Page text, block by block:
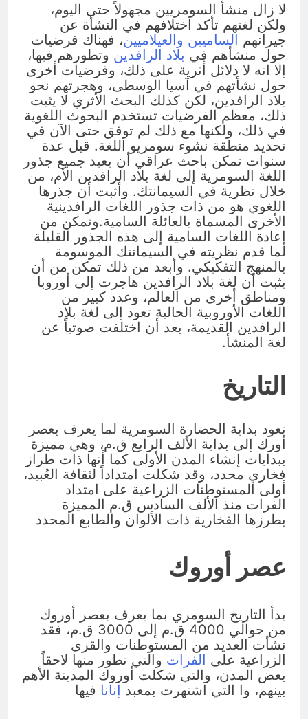
لا زال منشأ السومريين مجهولاً حتى اليوم،
ولكن لغتهم تأكد اختلافهم في النشأة عن
جيرانهم الساميين والعيلاميين، فهناك فرضيات
حول منشأهم في بلاد الرافدين وتطورهم فيها،
إلا انه لا دلائل أثرية على ذلك، وفرضيات أخرى
حول نشأتهم في آسيا الوسطى، وهجرتهم نحو
بلاد الرافدين، لكن كذلك البحث الأثري لا يثبت
ذلك، معظم الفرضيات تستخدم البحوث اللغوية
في ذلك، ولكنها مع ذلك لم توفق حتى الآن في
تحديد منطقة نشوء سومريو اللغة. قبل عدة
سنوات تمكن باحث عراقي أن يعيد جميع جذور
اللغة السومرية إلى لغة بلاد الرافدين الأم، من
خلال نظرية في السيمانتك. وأثبت أن جذرها
اللغوي هو من ذات جذور اللغات الرافدينية
الأخرى المسماة بالعائلة السامية.وتمكن من
إعادة اللغات السامية إلى هذه الجذور القليلة
لما قدم نظريته في السيمانتك الموسومة
بالمنهج التفكيكي. وأبعد من ذلك تمكن من أن
يثبت أن لغة بلاد الرافدين هاجرت إلى أوروبا
ومناطق أخرى من العالم، وعدد كبير من
اللغات الأوروبية الحالية تعود إلى لغة بلاد
الرافدين القديمة، بعد أن اختلفت صوتياً عن
لغة المنشأ.
التاريخ
تعود بداية الحضارة السومرية لما يعرف بعصر
أورك إلى بداية الألف الرابع ق.م، وهي مميزة
ببدايات إنشاء المدن الأولى كما أنها ذات طراز
فخاري محدد، وقد شكلت امتداداً لثقافة العُبيد،
أولى المستوطنات الزراعية على امتداد
الفرات منذ الألف السادس ق.م المميزة
بطرزها الفخارية ذات الألوان والطابع المحدد
عصر أوروك
بدأ التاريخ السومري بما يعرف بعصر أوروك
من حوالي 4000 ق.م إلى 3000 ق.م، فقد
نشأت العديد من المستوطنات والقرى
الزراعية على الفرات والتي تطور منها لاحقاً
بعض المدن، والتي شكلت أوروك المدينة الأهم
بينهم، وا التي اشتهرت بمعبد إنانا فيها